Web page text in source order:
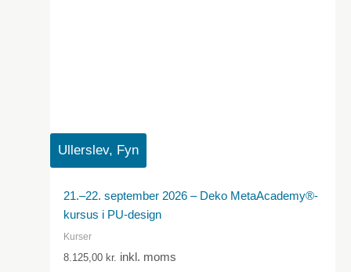
Ullerslev, Fyn
21.–22. september 2026 – Deko MetaAcademy®-
kursus i PU-design
Kurser
8.125,00 kr. inkl. moms